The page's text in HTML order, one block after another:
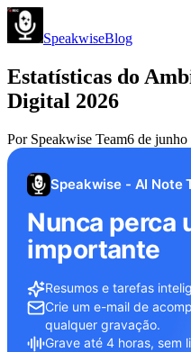
SpeakwiseBlog
Estatísticas do
Digital 2026
Por Speakwise Team6 de junho
Speakwise - AI Note
Nunca perca
importante
Resumos e tarefas
Crie um e-mail de
qualquer gravação.
Grave até 4 horas, sem